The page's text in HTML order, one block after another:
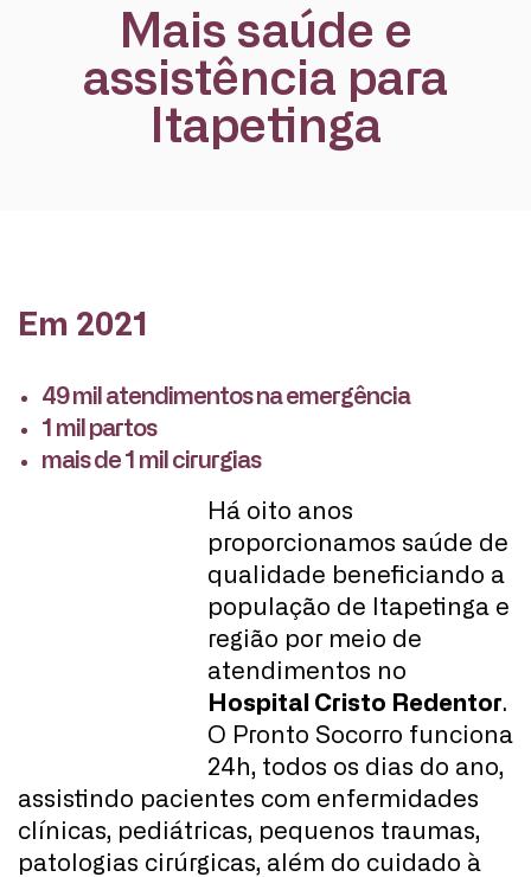
Mais saúde e
assistência para
Itapetinga
Em 2021
49 mil atendimentos na emergência
1 mil partos
mais de 1 mil cirurgias
Há oito anos
proporcionamos saúde de
qualidade beneficiando a
população de Itapetinga e
região por meio de
atendimentos no
Hospital Cristo Redentor.
O Pronto Socorro funciona
24h, todos os dias do ano,
assistindo pacientes com enfermidades
clínicas, pediátricas, pequenos traumas,
patologias cirúrgicas, além do cuidado à